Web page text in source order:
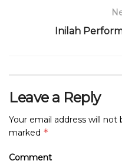
Inilah
Leave a Reply
Your email address will not
marked *
Comment